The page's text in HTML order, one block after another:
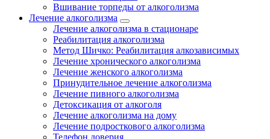
Вшивание торпеды от алкоголизма
Лечение алкоголизма
Лечение алкоголизма в стационаре
Реабилитация алкоголизма
Метод Шичко: Реабилитация алкозависимых
Лечение хронического алкоголизма
Лечение женского алкоголизма
Принудительное лечение алкоголизма
Лечение пивного алкоголизма
Детоксикация от алкоголя
Лечение алкоголизма на дому
Лечение подросткового алкоголизма
Телефон доверия